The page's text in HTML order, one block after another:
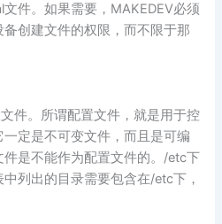
件。如果需要，MAKEDEV必须
创建文件的权限，而不限于那
件。所谓配置文件，就是用于控
定是不可变文件，而且是可编
是不能作为配置文件的。/etc下
列出的目录需要包含在/etc下，